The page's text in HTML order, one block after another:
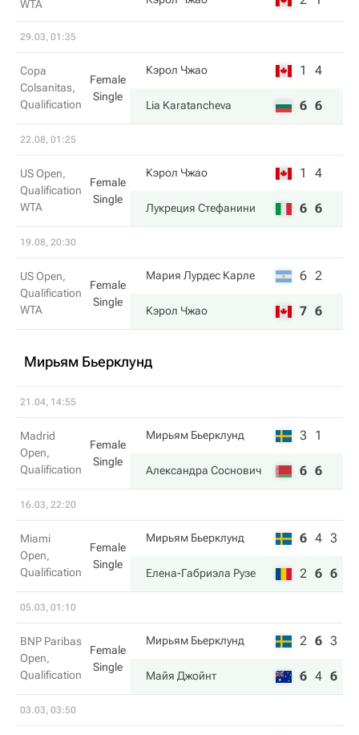
WTA
29.03, 01:35
Copa
Colsanitas,
Qualification
Female
Single
Кэрол Чжао 1 4
Lia Karatancheva 6 6
22.08, 01:25
US Open,
Qualification
WTA
Female
Single
Кэрол Чжао 1 4
Лукреция Стефанини 6 6
19.08, 20:30
US Open,
Qualification
WTA
Female
Single
Мария Лурдес Карле 6 2
Кэрол Чжао 7 6
Мирьям Бьерклунд
21.04, 14:55
Madrid
Open,
Qualification
Female
Single
Мирьям Бьерклунд 3 1
Александра Соснович 6 6
16.03, 22:20
Miami
Open,
Qualification
Female
Single
Мирьям Бьерклунд 6 4 3
Елена-Габриэла Рузе 2 6 6
05.03, 01:10
BNP Paribas
Open,
Qualification
Female
Single
Мирьям Бьерклунд 2 6 3
Майя Джойнт 6 4 6
03.03, 03:50